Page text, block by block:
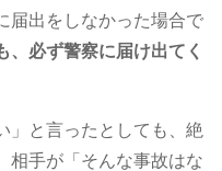
届出をしなかった場合で
、必ず警察に届け出てく
」と言ったとしても、絶
相手が「そんな事故はな